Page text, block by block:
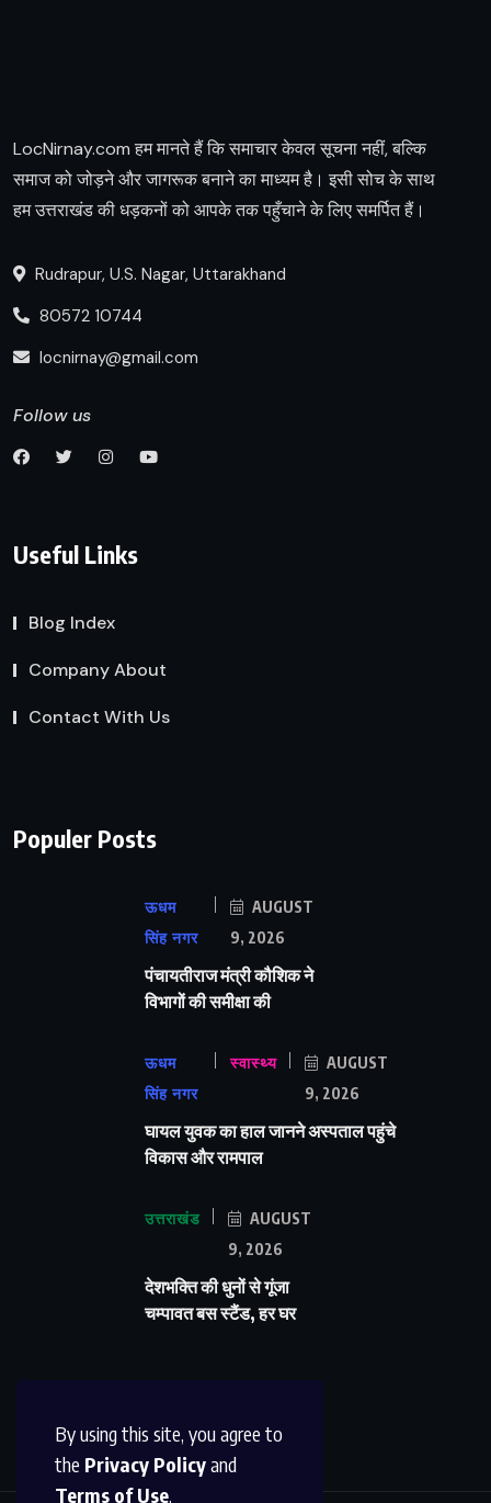
By using this site, you agree to
the Privacy Policyand
Terms of Use.
LocNirnay.com हम मानते हैं कि समाचार केवल सूचना नहीं, बल्कि
समाज को जोड़ने और जागरूक बनाने का माध्यम है। इसी सोच के साथ
हम उत्तराखंड की धड़कनों को आपके तक पहुँचाने के लिए समर्पित हैं।
Rudrapur, U.S. Nagar, Uttarakhand
80572 10744
locnirnay@gmail.com
Follow us
Useful Links
Blog Index
Company About
Contact With Us
Populer Posts
ऊधम
सिंह नगर
AUGUST
9, 2026
पंचायतीराज मंत्री कौशिक ने
विभागों की समीक्षा की
ऊधम
सिंह नगर
स्वास्थ्य
AUGUST
9, 2026
घायल युवक का हाल जानने अस्पताल पहुंचे
विकास और रामपाल
उत्तराखंड
AUGUST
9, 2026
देशभक्ति की धुनों से गूंजा
चम्पावत बस स्टैंड, हर घर